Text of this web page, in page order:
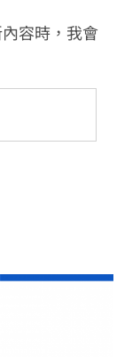
容時，我會